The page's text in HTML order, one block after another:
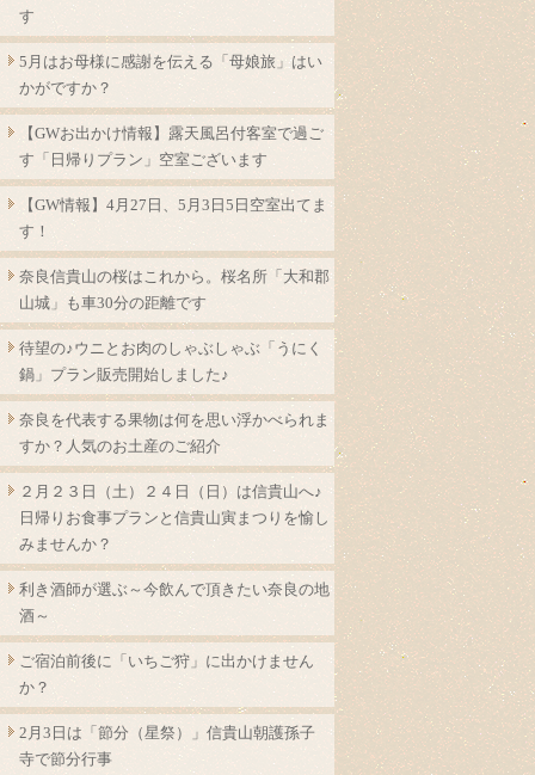
す
5月はお母様に感謝を伝える「母娘旅」はい
かがですか？
【GWお出かけ情報】露天風呂付客室で過ご
す「日帰りプラン」空室ございます
【GW情報】4月27日、5月3日5日空室出てま
す！
奈良信貴山の桜はこれから。桜名所「大和郡
山城」も車30分の距離です
待望の♪ウニとお肉のしゃぶしゃぶ「うにく
鍋」プラン販売開始しました♪
奈良を代表する果物は何を思い浮かべられま
すか？人気のお土産のご紹介
２月２３日（土）２４日（日）は信貴山へ♪
日帰りお食事プランと信貴山寅まつりを愉し
みませんか？
利き酒師が選ぶ～今飲んで頂きたい奈良の地
酒～
ご宿泊前後に「いちご狩」に出かけません
か？
2月3日は「節分（星祭）」信貴山朝護孫子
寺で節分行事